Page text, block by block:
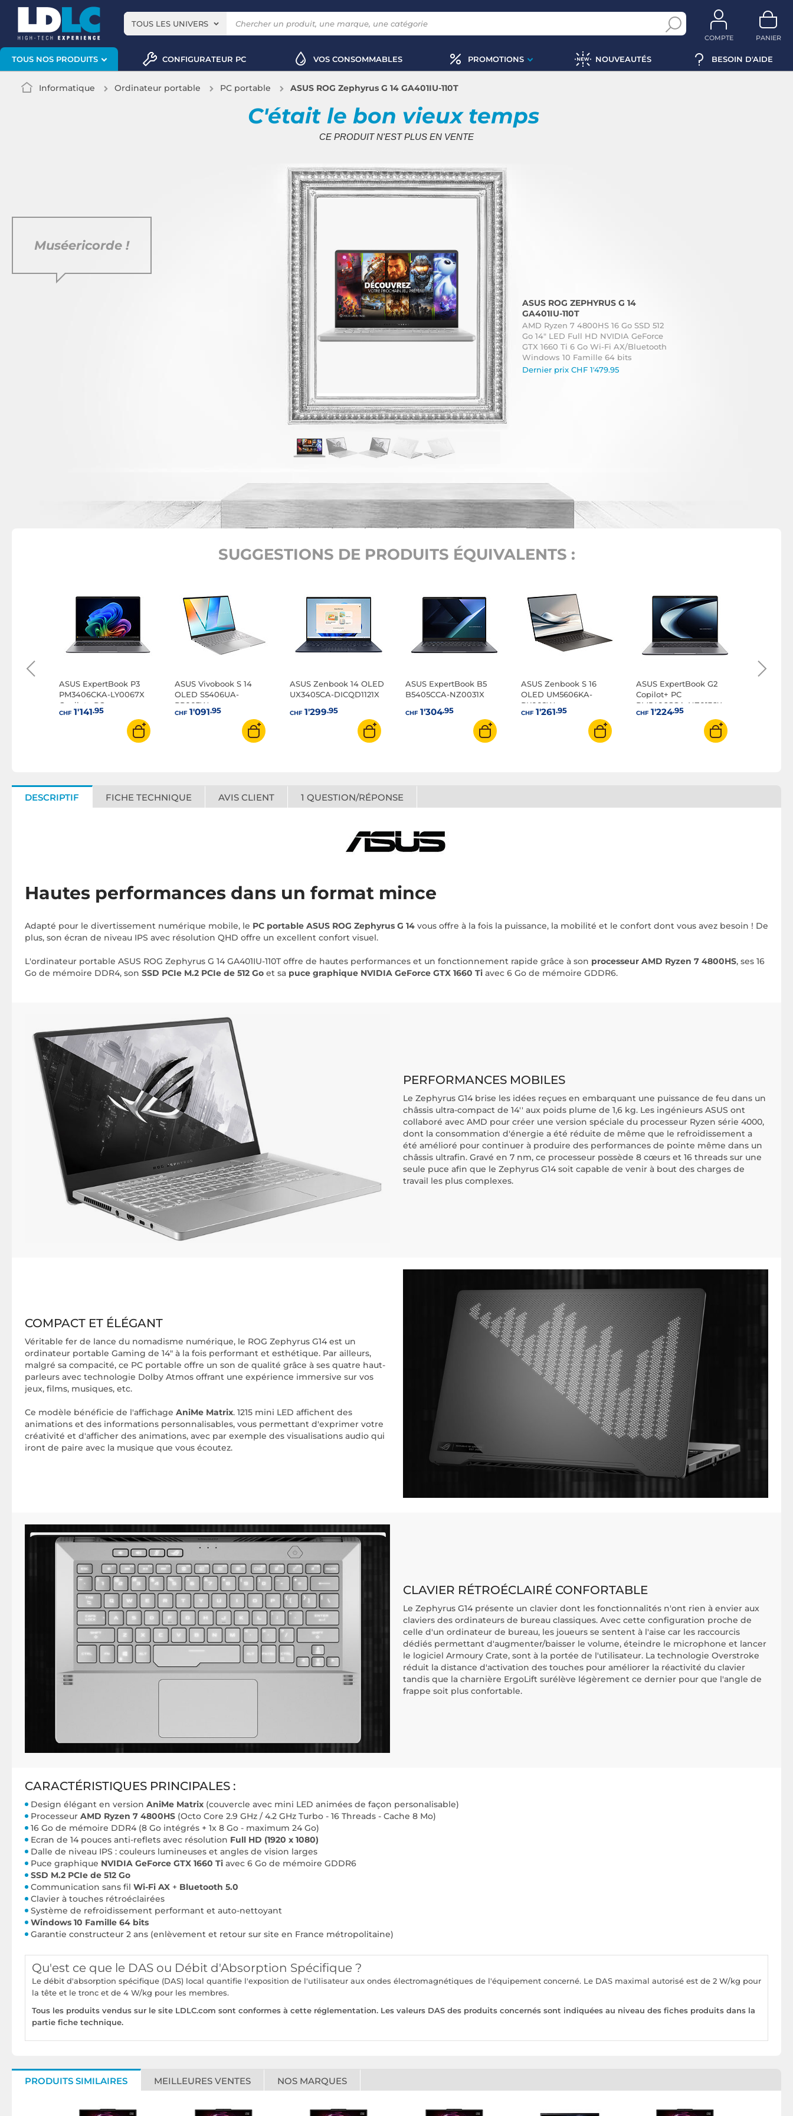
TOUS LES UNIVERS
COMPTE PANIER
TOUS NOS PRODUITS CONFIGURATEUR PC VOS CONSOMMABLES PROMOTIONS NOUVEAUTÉS BESOIN D'AIDE
Informatique Ordinateur portable PC portable ASUS ROG Zephyrus G 14 GA401IU-110T
C'était le bon vieux temps
CE PRODUIT N'EST PLUS EN VENTE
ASUS ROG ZEPHYRUS G 14
GA401IU-110T
AMD Ryzen 7 4800HS 16 Go SSD 512
Go 14" LED Full HD NVIDIA GeForce
GTX 1660 Ti 6 Go Wi-Fi AX/Bluetooth
Windows 10 Famille 64 bits
Dernier prix CHF1'479.95
Muséericorde !
SUGGESTIONS DE PRODUITS ÉQUIVALENTS :
ASUS ExpertBook P3
PM3406CKA-LY0067X
Copilot+ PC
CHF1'141.95
ASUS Vivobook S 14
OLED S5406UA-
PP003W
CHF1'091.95
ASUS Zenbook 14 OLED
UX3405CA-DICQD1121X
CHF1'299.95
ASUS ExpertBook B5
B5405CCA-NZ0031X
CHF1'304.95
ASUS Zenbook S 16
OLED UM5606KA-
RK002W
CHF1'261.95
ASUS ExpertBook G2
Copilot+ PC
PM5406CGA-NZ0136X
CHF1'224.95
DESCRIPTIF FICHE TECHNIQUE AVIS CLIENT 1 QUESTION/RÉPONSE
Hautes performances dans un format mince
Adapté pour le divertissement numérique mobile, le PC portable ASUS ROG Zephyrus G 14 vous offre à la fois la puissance, la mobilité et le confort dont vous avez besoin ! De
plus, son écran de niveau IPS avec résolution QHD offre un excellent confort visuel.
L'ordinateur portable ASUS ROG Zephyrus G 14 GA401IU-110T offre de hautes performances et un fonctionnement rapide grâce à son processeur AMD Ryzen 7 4800HS, ses 16
Go de mémoire DDR4, son SSD PCIe M.2 PCIe de 512 Go et sa puce graphique NVIDIA GeForce GTX 1660 Ti avec 6 Go de mémoire GDDR6.
PERFORMANCES MOBILES
Le Zephyrus G14 brise les idées reçues en embarquant une puissance de feu dans un
châssis ultra-compact de 14'' aux poids plume de 1,6 kg. Les ingénieurs ASUS ont
collaboré avec AMD pour créer une version spéciale du processeur Ryzen série 4000,
dont la consommation d'énergie a été réduite de même que le refroidissement a
été amélioré pour continuer à produire des performances de pointe même dans un
châssis ultrafin. Gravé en 7 nm, ce processeur possède 8 cœurs et 16 threads sur une
seule puce afin que le Zephyrus G14 soit capable de venir à bout des charges de
travail les plus complexes.
COMPACT ET ÉLÉGANT
Véritable fer de lance du nomadisme numérique, le ROG Zephyrus G14 est un
ordinateur portable Gaming de 14" à la fois performant et esthétique. Par ailleurs,
malgré sa compacité, ce PC portable offre un son de qualité grâce à ses quatre haut-
parleurs avec technologie Dolby Atmos offrant une expérience immersive sur vos
jeux, films, musiques, etc.
Ce modèle bénéficie de l'affichage AniMe Matrix. 1215 mini LED affichent des
animations et des informations personnalisables, vous permettant d'exprimer votre
créativité et d'afficher des animations, avec par exemple des visualisations audio qui
iront de paire avec la musique que vous écoutez.
CLAVIER RÉTROÉCLAIRÉ CONFORTABLE
Le Zephyrus G14 présente un clavier dont les fonctionnalités n'ont rien à envier aux
claviers des ordinateurs de bureau classiques. Avec cette configuration proche de
celle d'un ordinateur de bureau, les joueurs se sentent à l'aise car les raccourcis
dédiés permettant d'augmenter/baisser le volume, éteindre le microphone et lancer
le logiciel Armoury Crate, sont à la portée de l'utilisateur. La technologie Overstroke
réduit la distance d'activation des touches pour améliorer la réactivité du clavier
tandis que la charnière ErgoLift surélève légèrement ce dernier pour que l'angle de
frappe soit plus confortable.
CARACTÉRISTIQUES PRINCIPALES :
Design élégant en version AniMe Matrix (couvercle avec mini LED animées de façon personalisable)
Processeur AMD Ryzen 7 4800HS (Octo Core 2.9 GHz / 4.2 GHz Turbo - 16 Threads - Cache 8 Mo)
16 Go de mémoire DDR4 (8 Go intégrés + 1x 8 Go - maximum 24 Go)
Ecran de 14 pouces anti-reflets avec résolution Full HD (1920 x 1080)
Dalle de niveau IPS : couleurs lumineuses et angles de vision larges
Puce graphique NVIDIA GeForce GTX 1660 Ti avec 6 Go de mémoire GDDR6
SSD M.2 PCIe de 512 Go
Communication sans fil Wi-Fi AX + Bluetooth 5.0
Clavier à touches rétroéclairées
Système de refroidissement performant et auto-nettoyant
Windows 10 Famille 64 bits
Garantie constructeur 2 ans (enlèvement et retour sur site en France métropolitaine)
Qu'est ce que le DAS ou Débit d'Absorption Spécifique ?
Le débit d'absorption spécifique (DAS) local quantifie l'exposition de l'utilisateur aux ondes électromagnétiques de l'équipement concerné. Le DAS maximal autorisé est de 2 W/kg pour
la tête et le tronc et de 4 W/kg pour les membres.
Tous les produits vendus sur le site LDLC.com sont conformes à cette réglementation. Les valeurs DAS des produits concernés sont indiquées au niveau des fiches produits dans la
partie fiche technique.
PRODUITS SIMILAIRES MEILLEURES VENTES NOS MARQUES